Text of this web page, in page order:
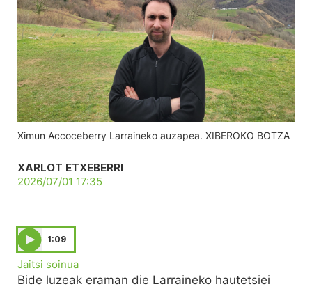
Ximun Accoceberry Larraineko auzapea. XIBEROKO BOTZA
XARLOT ETXEBERRI
2026/07/01 17:35
1:09
Jaitsi soinua
Bide luzeak eraman die Larraineko hautetsiei